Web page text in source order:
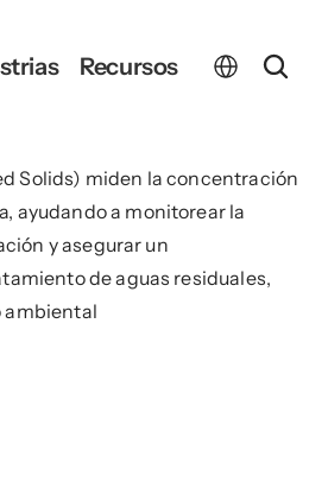
Recursos
Solids) miden la concentración
ayudando a monitorear la
y asegurar un
de aguas residuales,
ambiental